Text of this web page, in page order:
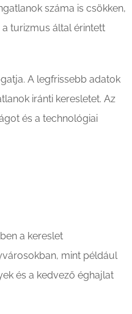
száma is csökken,
turizmus által érintett
A legfrissebb adatok
iránti keresletet. Az
és a technológiai
a kereslet
mint például
és a kedvező éghajlat